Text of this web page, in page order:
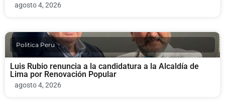
agosto 4, 2026
Politica Peru
Luis Rubio renuncia a la candidatura a la Alcaldía de
Lima por Renovación Popular
agosto 4, 2026